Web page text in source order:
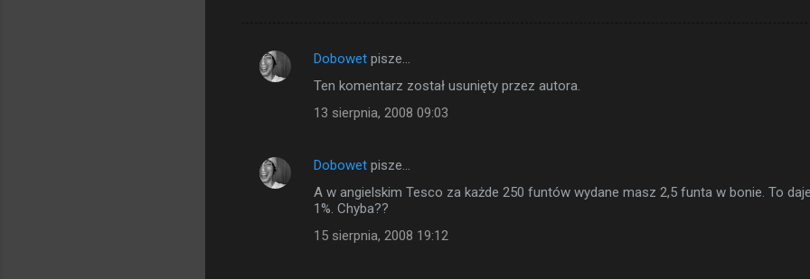
K
n
Dobowet pisze…
Ten komentarz został usunięty przez autora.
13 sierpnia, 2008 09:03
Dobowet pisze…
A w angielskim Tesco za każde 250 funtów wydane masz 2,5 funta w bonie. To
1%. Chyba??
15 sierpnia, 2008 19:12